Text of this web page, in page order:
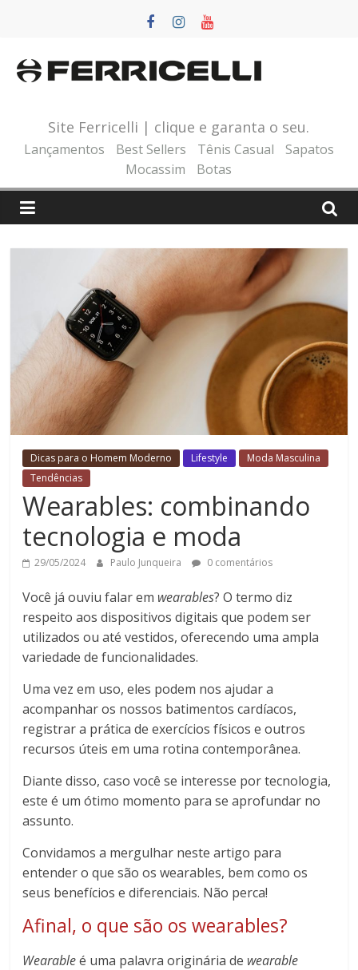
conteúdo
Site Ferricelli | clique e garanta o seu.
Lançamentos Best Sellers Tênis Casual
Sapatos
Mocassim
Botas
Dicas para o Homem Moderno Lifestyle
Moda Masculina
Tendências
Wearables: combinando
tecnologia e moda
29/05/2024 Paulo Junqueira 0 comentários
Você já ouviu falar em wearables? O termo diz
respeito aos dispositivos digitais que podem ser
utilizados ou até vestidos, oferecendo uma ampla
variedade de funcionalidades.
Uma vez em uso, eles podem nos ajudar a
acompanhar os nossos batimentos cardíacos,
registrar a prática de exercícios físicos e outros
recursos úteis em uma rotina contemporânea.
Diante disso, caso você se interesse por tecnologia,
este é um ótimo momento para se aprofundar no
assunto.
Convidamos a mergulhar neste artigo para
entender o que são os wearables, bem como os
seus benefícios e diferenciais. Não perca!
Afinal, o que são os wearables?
Wearableé uma palavra originária de wearable